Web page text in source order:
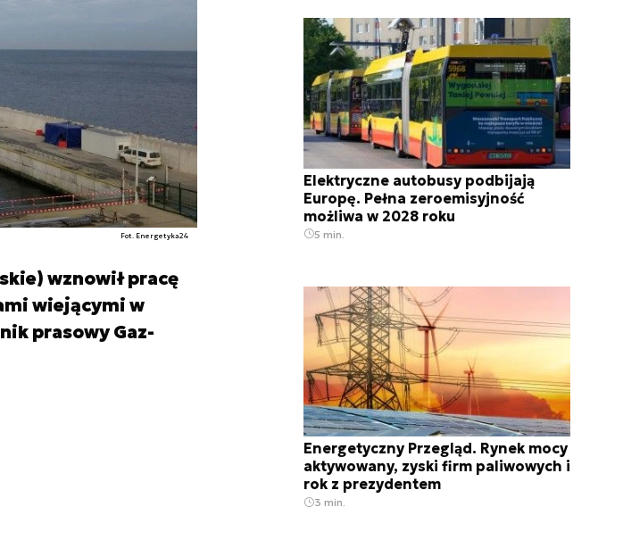
Fot. Energetyka24
wznowił pracę
wiejącymi w
prasowy Gaz-
Elektryczne autobusy podbijają
Europę. Pełna zeroemisyjność
możliwa w 2028 roku
5 min.
Energetyczny Przegląd. Rynek mocy
aktywowany, zyski firm paliwowych i
rok z prezydentem
3 min.